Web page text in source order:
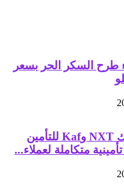
طرح السكر الحر بسعر
تحالف بين بنك NXT وKaf للتأمين
متكاملة لعملاء...